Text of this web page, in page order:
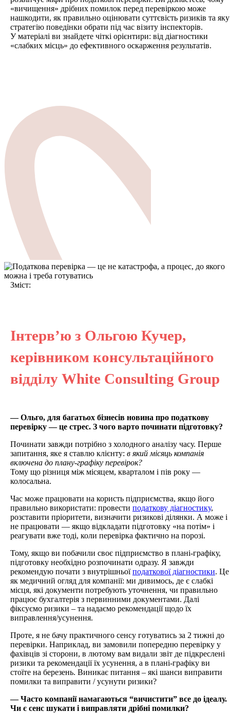
«вичищення» дрібних помилок перед перевіркою може
нашкодити, як правильно оцінювати суттєвість ризиків та яку
стратегію поведінки обрати під час візиту інспекторів.
У матеріалі ви знайдете чіткі орієнтири: від діагностики
«слабких місць» до ефективного оскарження результатів.
Зміст:
Інтерв’ю з Ольгою Кучер,
керівником консультаційного
відділу White Consulting Group
— Ольго, для багатьох бізнесів новина про податкову
перевірку — це стрес. З чого варто починати підготовку?
Починати завжди потрібно з холодного аналізу часу. Перше
запитання, яке я ставлю клієнту: в який місяць компанія
включена до плану-графіку перевірок?
Тому що різниця між місяцем, кварталом і пів року —
колосальна.
Час може працювати на користь підприємства, якщо його
правильно використати: провести податкову діагностику,
розставити пріоритети, визначити ризикові ділянки. А може і
не працювати — якщо відкладати підготовку «на потім» і
реагувати вже тоді, коли перевірка фактично на порозі.
Тому, якщо ви побачили своє підприємство в плані-графіку,
підготовку необхідно розпочинати одразу. Я завжди
рекомендую почати з внутрішньоїподаткової діагностики. Це
як медичний огляд для компанії: ми дивимось, де є слабкі
місця, які документи потребують уточнення, чи правильно
працює бухгалтерія з первинними документами. Далі
фіксуємо ризики – та надаємо рекомендації щодо їх
виправлення/усунення.
Проте, я не бачу практичного сенсу готуватись за 2 тижні до
перевірки. Наприклад, ви замовили попередню перевірку у
фахівців зі сторони, в лютому вам видали звіт де підкреслені
ризики та рекомендації їх усунення, а в плані-графіку ви
стоїте на березень. Виникає питання – які шанси виправити
помилки та виправити / усунути ризики?
— Часто компанії намагаються “вичистити” все до ідеалу.
Чи є сенс шукати і виправляти дрібні помилки?